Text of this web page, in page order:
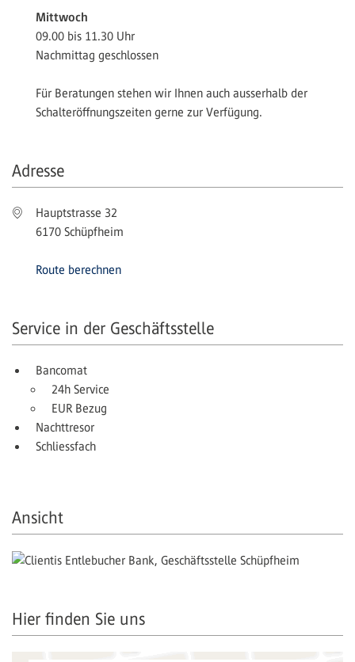
Mittwoch
09.00 bis 11.30 Uhr
Nachmittag geschlossen
Für Beratungen stehen wir Ihnen auch ausserhalb der
Schalteröffnungszeiten gerne zur Verfügung.
Adresse
Hauptstrasse 32
6170 Schüpfheim
Route berechnen
Service in der Geschäftsstelle
Bancomat
24h Service
EUR Bezug
Nachttresor
Schliessfach
Ansicht
Hier finden Sie uns